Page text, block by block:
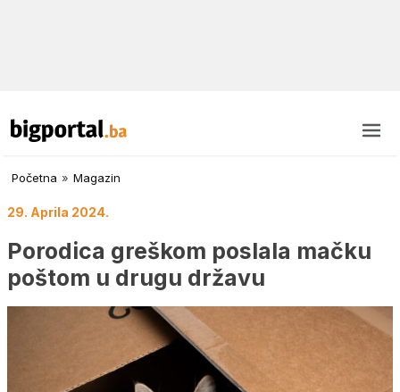
Početna » Magazin
29. Aprila 2024.
Porodica greškom poslala mačku
poštom u drugu državu